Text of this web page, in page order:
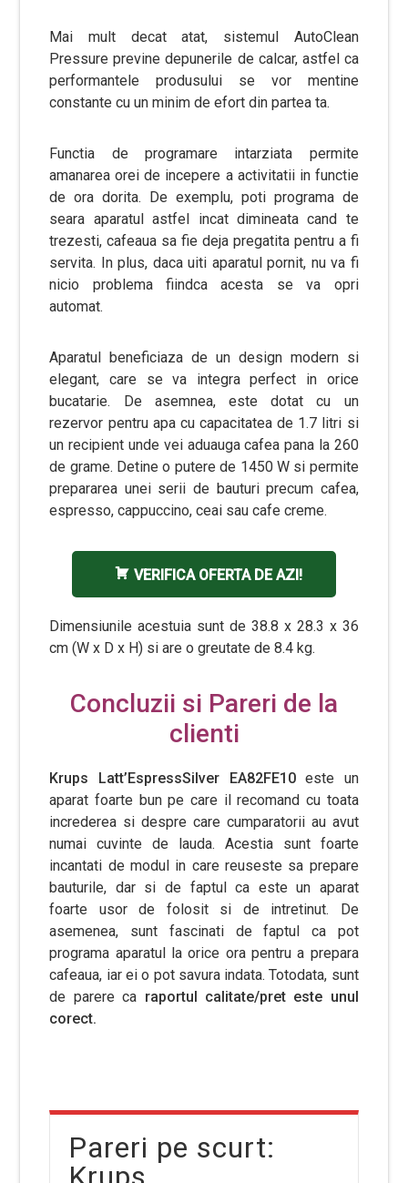
Mai mult decat atat, sistemul AutoClean
Pressure previne depunerile de calcar, astfel ca
performantele produsului se vor mentine
constante cu un minim de efort din partea ta.
Functia de programare intarziata permite
amanarea orei de incepere a activitatii in functie
de ora dorita. De exemplu, poti programa de
seara aparatul astfel incat dimineata cand te
trezesti, cafeaua sa fie deja pregatita pentru a fi
servita. In plus, daca uiti aparatul pornit, nu va fi
nicio problema fiindca acesta se va opri
automat.
Aparatul beneficiaza de un design modern si
elegant, care se va integra perfect in orice
bucatarie. De asemnea, este dotat cu un
rezervor pentru apa cu capacitatea de 1.7 litri si
un recipient unde vei aduauga cafea pana la 260
de grame. Detine o putere de 1450 W si permite
prepararea unei serii de bauturi precum cafea,
espresso, cappuccino, ceai sau cafe creme.
VERIFICA OFERTA DE AZI!
Dimensiunile acestuia sunt de 38.8 x 28.3 x 36
cm (W x D x H) si are o greutate de 8.4 kg.
Concluzii si Pareri de la
clienti
Krups Latt’EspressSilver EA82FE10este un
aparat foarte bun pe care il recomand cu toata
increderea si despre care cumparatorii au avut
numai cuvinte de lauda. Acestia sunt foarte
incantati de modul in care reuseste sa prepare
bauturile, dar si de faptul ca este un aparat
foarte usor de folosit si de intretinut. De
asemenea, sunt fascinati de faptul ca pot
programa aparatul la orice ora pentru a prepara
cafeaua, iar ei o pot savura indata. Totodata, sunt
de parere ca raportul calitate/pret este unul
corect.
Pareri pe scurt: